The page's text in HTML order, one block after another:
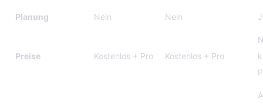
Planung Nein Nein
Preise Kostenlos + Pro Kostenlos + Pro